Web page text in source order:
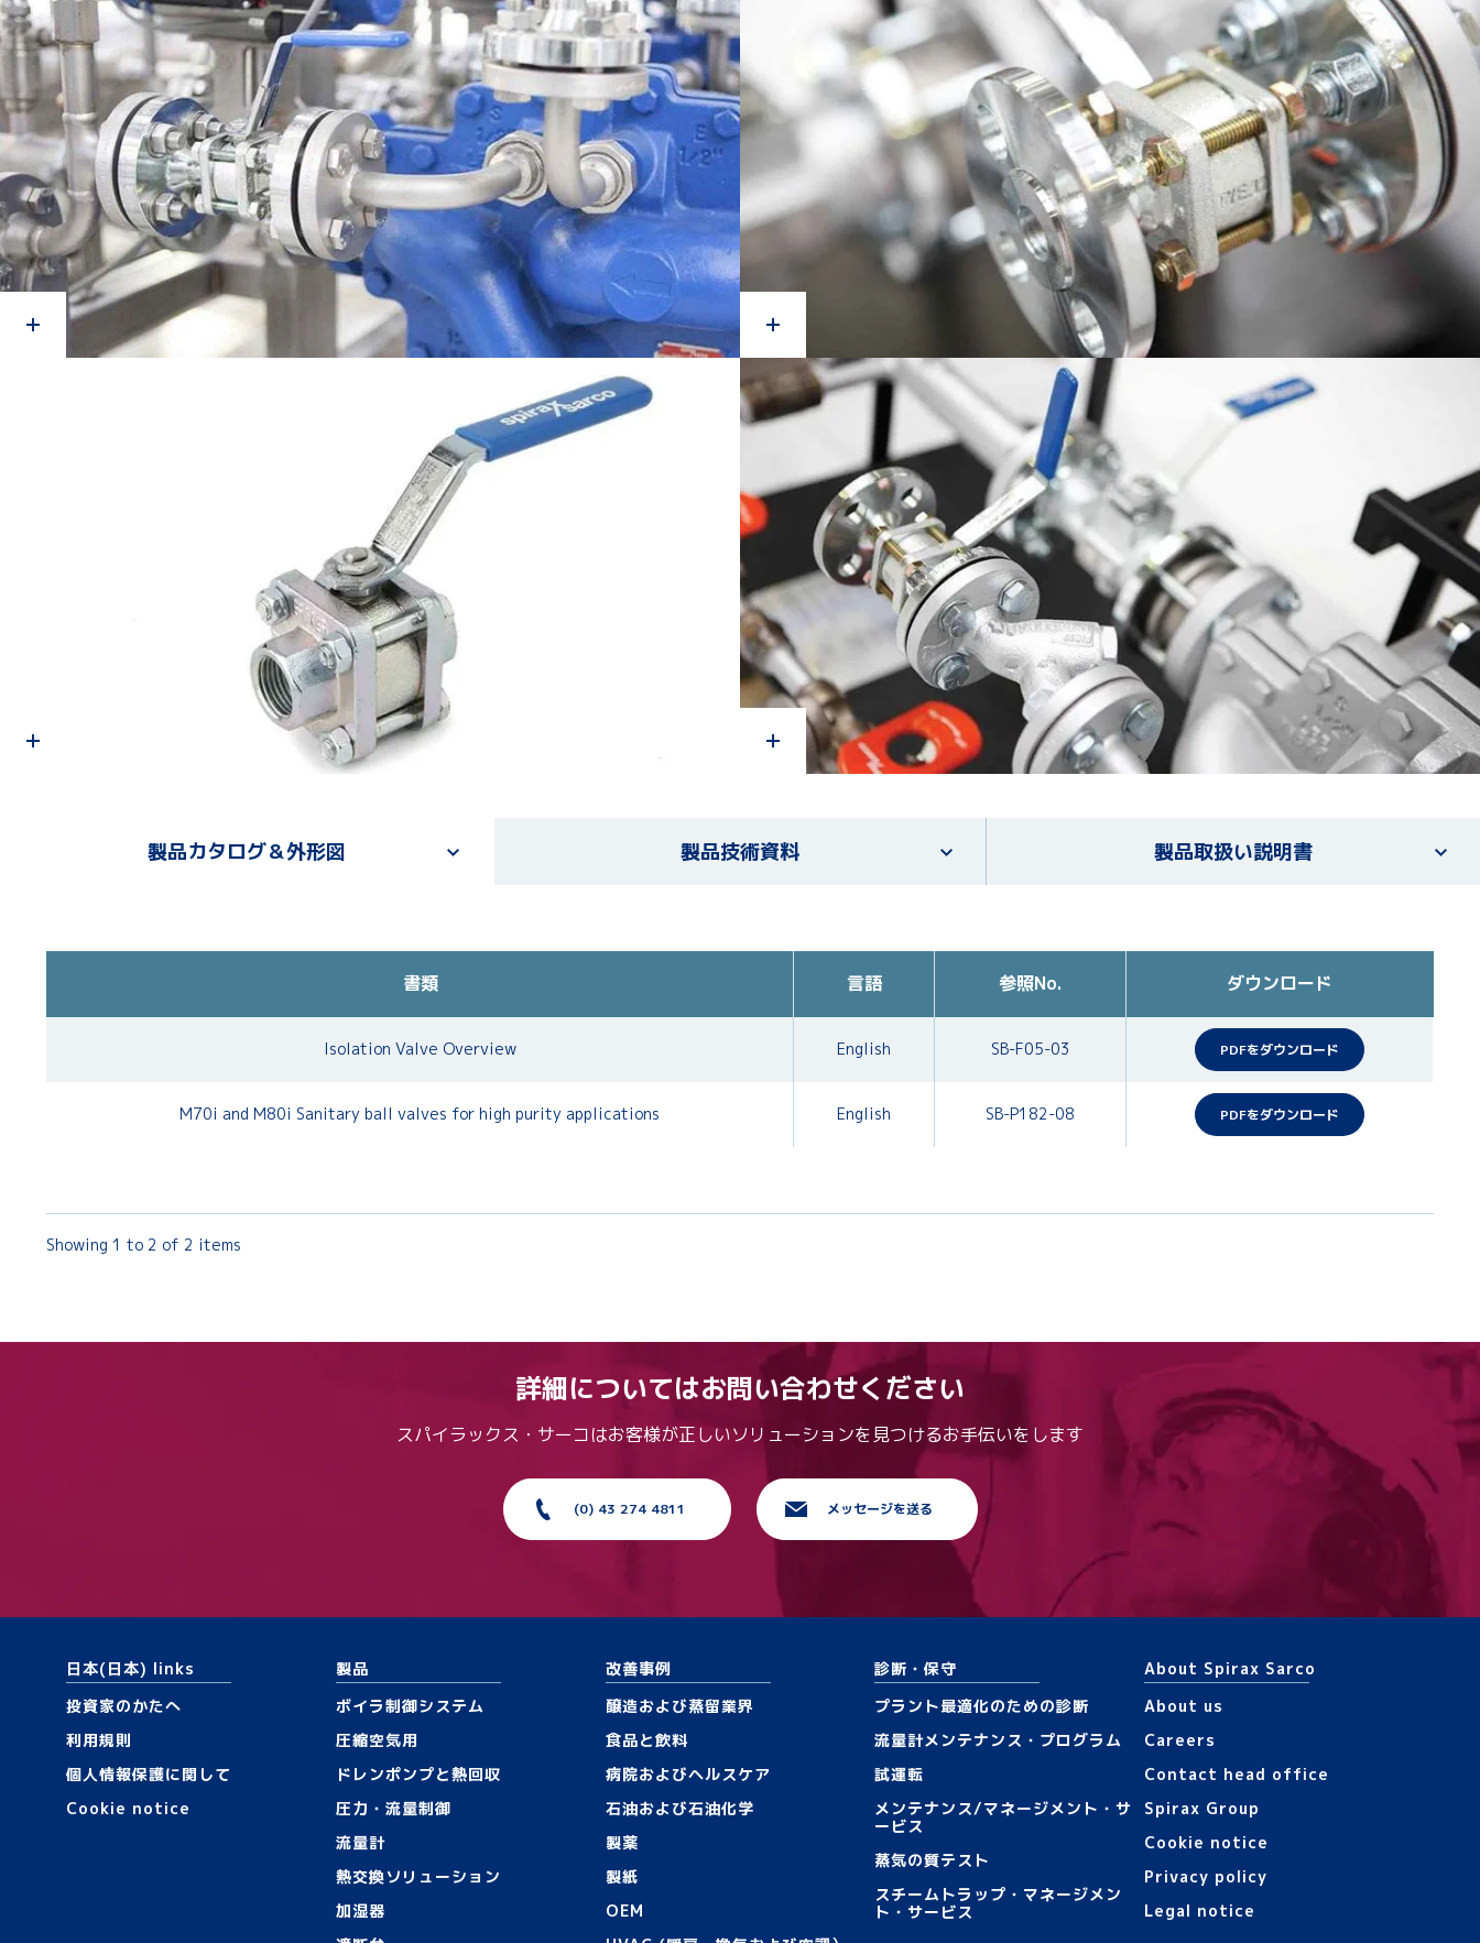
製品カタログ＆外形図 製品技術資料 製品取扱い説明書
書類 言語 参照No. ダウンロード
Isolation Valve Overview English SB-F05-03 PDFをダウンロード
M70i and M80i Sanitary ball valves for high purity applications English SB-P182-08 PDFをダウンロード
Showing 1 to 2 of 2 items
詳細についてはお問い合わせください
スパイラックス・サーコはお客様が正しいソリューションを見つけるお手伝いをします
(0) 43 274 4811 メッセージを送る
日本(日本) links
投資家のかたへ
利用規則
個人情報保護に関して
Cookie notice
製品
ボイラ制御システム
圧縮空気用
ドレンポンプと熱回収
圧力・流量制御
流量計
熱交換ソリューション
加湿器
改善事例
醸造および蒸留業界
食品と飲料
病院およびヘルスケア
石油および石油化学
製薬
製紙
OEM
診断・保守
プラント最適化のための診断
流量計メンテナンス・プログラム
試運転
メンテナンス/マネージメント・サ
ービス
蒸気の質テスト
スチームトラップ・マネージメン
ト・サービス
About Spirax Sarco
About us
Careers
Contact head office
Spirax Group
Cookie notice
Privacy policy
Legal notice